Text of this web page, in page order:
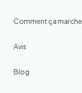
Comment ça marche
Avis
Blog